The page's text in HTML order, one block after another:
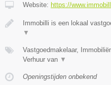
Website: https://
Immobilli is een lokaal
▼
Vastgoedmakelaar,
Verhuur van ▼
Openingstijden onbekend